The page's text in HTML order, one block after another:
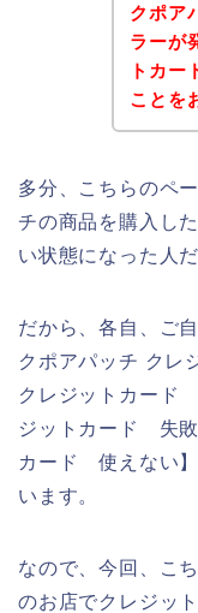
クポア
ラーが
トカー
ことを
多分、こちらのペ
チの商品を購入し
い状態になった人
だから、各自、ご
クポアパッチ クレ
クレジットカード
ジットカード 失敗
カード 使えない】
います。
なので、今回、こ
のお店でクレジッ